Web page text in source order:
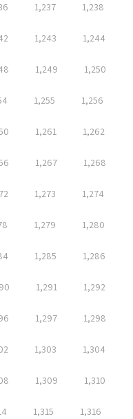
1,237 1,238
1,243 1,244
1,249 1,250
1,255 1,256
1,261 1,262
1,267 1,268
1,273 1,274
1,279 1,280
1,285 1,286
1,291 1,292
1,297 1,298
1,303 1,304
1,309 1,310
1,315 1,316